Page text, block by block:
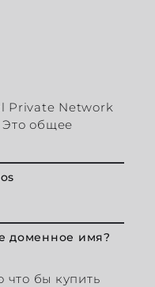
Private Network
Это общее
доменное имя?
что бы купить